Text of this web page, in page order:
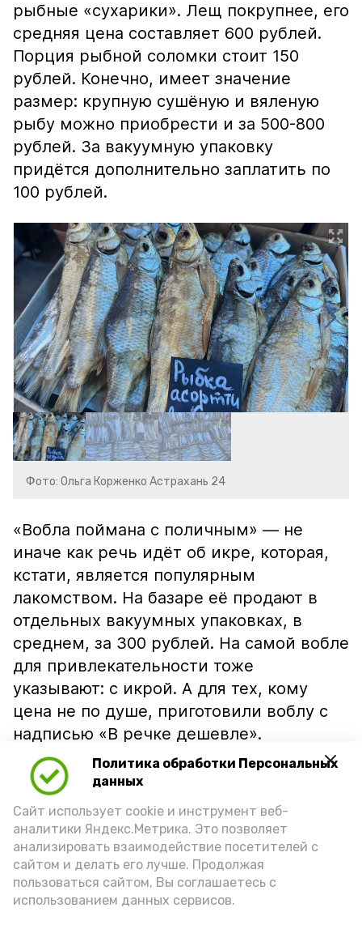
Политика обработки Персональных
данных
Сайт использует cookie и инструмент веб-
аналитики Яндекс.Метрика. Это позволяет
анализировать взаимодействие посетителей с
сайтом и делать его лучше. Продолжая
пользоваться сайтом, Вы соглашаетесь с
использованием данных сервисов.
рыбные «сухарики». Лещ покрупнее, его
средняя цена составляет 600 рублей.
Порция рыбной соломки стоит 150
рублей. Конечно, имеет значение
размер: крупную сушёную и вяленую
рыбу можно приобрести и за 500-800
рублей. За вакуумную упаковку
придётся дополнительно заплатить по
100 рублей.
Фото: Ольга Корженко Астрахань 24
«Вобла поймана с поличным» — не
иначе как речь идёт об икре, которая,
кстати, является популярным
лакомством. На базаре её продают в
отдельных вакуумных упаковках, в
среднем, за 300 рублей. На самой вобле
для привлекательности тоже
указывают: с икрой. А для тех, кому
цена не по душе, приготовили воблу с
надписью «В речке дешевле».